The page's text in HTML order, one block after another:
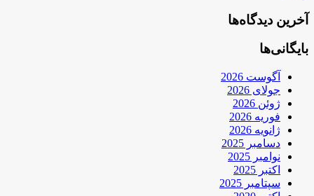
آخرین دیدگاه‌ها
بایگانی‌ها
آگوست 2026
جولای 2026
ژوئن 2026
فوریه 2026
ژانویه 2026
دسامبر 2025
نوامبر 2025
اکتبر 2025
سپتامبر 2025